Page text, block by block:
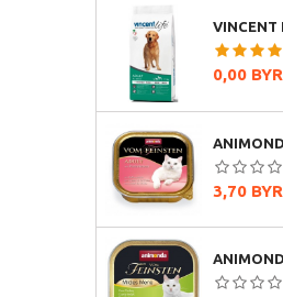
Цена
0,00 BYR
Цена
3,70 BYR